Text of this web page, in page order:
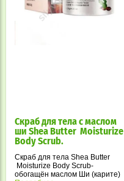
Скраб для тела с маслом
ши Shea Butter Moisturize
Body Scrub.
Скраб для тела Shea Butter
Moisturize Body Scrub-
обогащён маслом Ши (карите)